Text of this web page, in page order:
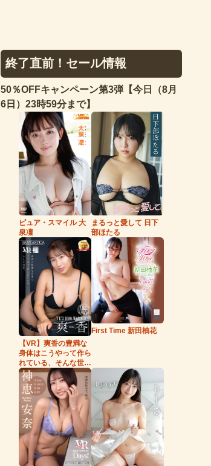
終了直前！セール情報
50％OFFキャンペーン第3弾【今日（8月
6日）23時59分まで】
ピュア・スマイル 大
泉凜
まるっと愛して 日下
部ほたる
【VR】爽香の豊満な
身体はこうやって作ら
れている、そんな世
界。
First Time 新田柚花